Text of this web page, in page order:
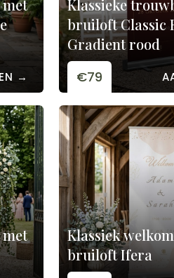
→
Klassieke
bruiloft Classic
Gradient rood
€79
Klassiek
bruiloft Ifera